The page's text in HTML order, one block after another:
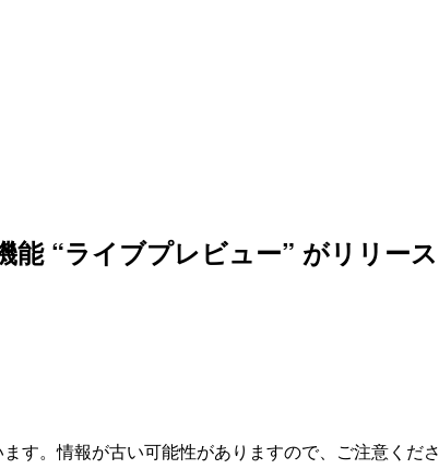
“ライブプレビュー” がリリー
す。情報が古い可能性がありますので、ご注意くださ